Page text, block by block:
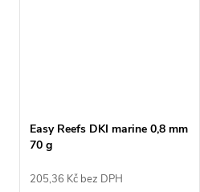
Easy Reefs DKI marine 0,8 mm
70 g
205,36 Kč bez DPH